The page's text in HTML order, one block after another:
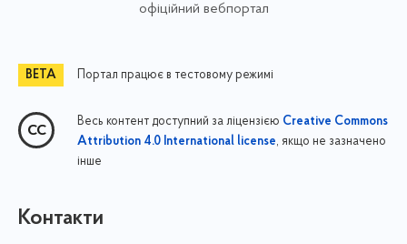
офіційний вебпортал
Портал працює в тестовому режимі
Весь контент доступний за ліцензією Creative Commons
Attribution 4.0 International license, якщо не зазначено
інше
Контакти